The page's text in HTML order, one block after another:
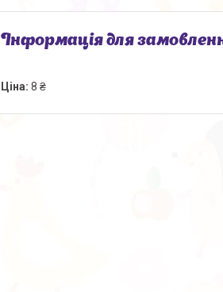
Інформація для
Ціна: 8 ₴